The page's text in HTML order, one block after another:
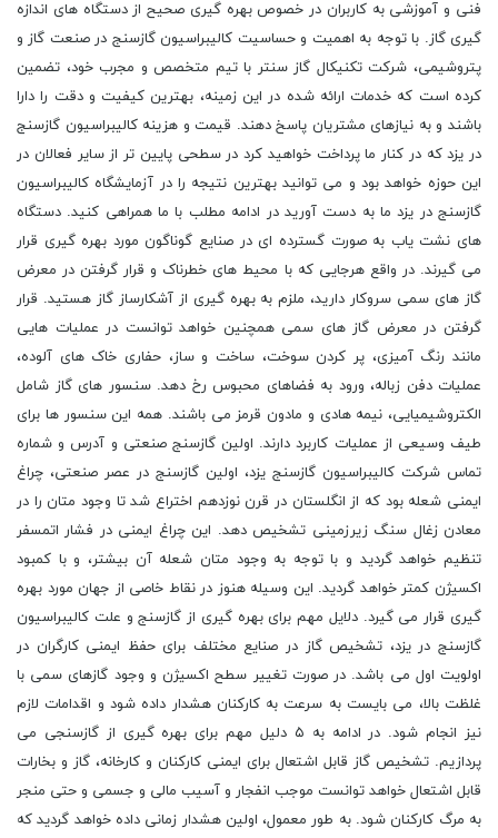
فنی و آموزشی به کاربران در خصوص بهره گیری صحیح از دستگاه های اندازه
گیری گاز. با توجه به اهمیت و حساسیت کالیبراسیون گازسنج در صنعت گاز و
پتروشیمی، شرکت تکنیکال گاز سنتر با تیم متخصص و مجرب خود، تضمین
کرده است که خدمات ارائه شده در این زمینه، بهترین کیفیت و دقت را دارا
باشند و به نیازهای مشتریان پاسخ دهند. قیمت و هزینه کالیبراسیون گازسنج
در یزد که در کنار ما پرداخت خواهید کرد در سطحی پایین تر از سایر فعالان در
این حوزه خواهد بود و می توانید بهترین نتیجه را در آزمایشگاه کالیبراسیون
گازسنج در یزد ما به دست آورید در ادامه مطلب با ما همراهی کنید. دستگاه
های نشت یاب به صورت گسترده ای در صنایع گوناگون مورد بهره گیری قرار
می گیرند. در واقع هرجایی که با محیط های خطرناک و قرار گرفتن در معرض
گاز های سمی سروکار دارید، ملزم به بهره گیری از آشکارساز گاز هستید. قرار
گرفتن در معرض گاز های سمی همچنین خواهد توانست در عملیات هایی
مانند رنگ آمیزی، پر کردن سوخت، ساخت و ساز، حفاری خاک های آلوده،
عملیات دفن زباله، ورود به فضاهای محبوس رخ دهد. سنسور های گاز شامل
الکتروشیمیایی، نیمه هادی و مادون قرمز می باشند. همه این سنسور ها برای
طیف وسیعی از عملیات کاربرد دارند. اولین گازسنج صنعتی و آدرس و شماره
تماس شرکت کالیبراسیون گازسنج یزد، اولین گازسنج در عصر صنعتی، چراغ
ایمنی شعله بود که از انگلستان در قرن نوزدهم اختراع شد تا وجود متان را در
معادن زغال سنگ زیرزمینی تشخیص دهد. این چراغ ایمنی در فشار اتمسفر
تنظیم خواهد گردید و با توجه به وجود متان شعله آن بیشتر، و با کمبود
اکسیژن کمتر خواهد گردید. این وسیله هنوز در نقاط خاصی از جهان مورد بهره
گیری قرار می گیرد. دلایل مهم برای بهره گیری از گازسنج و علت کالیبراسیون
گازسنج در یزد، تشخیص گاز در صنایع مختلف برای حفظ ایمنی کارگران در
اولویت اول می باشد. در صورت تغییر سطح اکسیژن و وجود گازهای سمی با
غلظت بالا، می بایست به سرعت به کارکنان هشدار داده شود و اقدامات لازم
نیز انجام شود. در ادامه به ۵ دلیل مهم برای بهره گیری از گازسنجی می
پردازیم. تشخیص گاز قابل اشتعال برای ایمنی کارکنان و کارخانه، گاز و بخارات
قابل اشتعال خواهد توانست موجب انفجار و آسیب مالی و جسمی و حتی منجر
به مرگ کارکنان شود. به طور معمول، اولین هشدار زمانی داده خواهد گردید که